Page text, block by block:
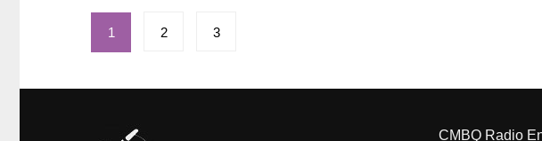
Paginación
de
entradas
1 2 3
CMBQ Radio